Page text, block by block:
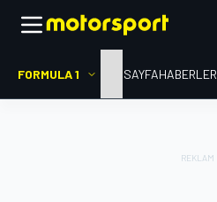
FORMULA 1 ANA SAYFAHABERLER